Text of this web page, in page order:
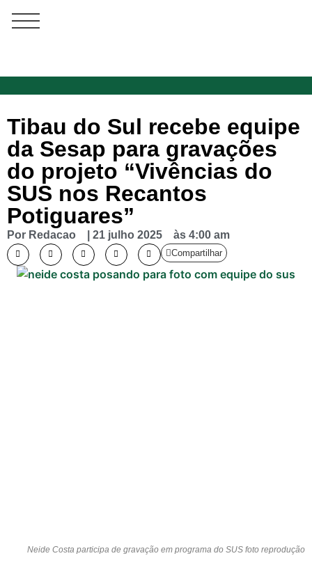
Tibau do Sul recebe equipe
da Sesap para gravações
do projeto “Vivências do
SUS nos Recantos
Potiguares”
Por Redacao 21 julho 2025 às 4:00 am
Compartilhar
Neide Costa participa de gravação em programa do SUS foto reprodução